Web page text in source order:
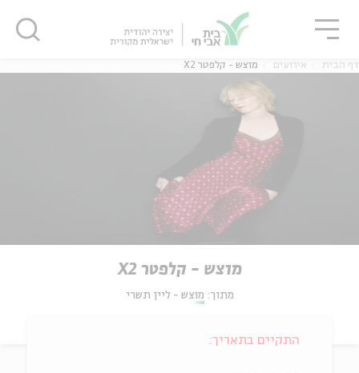
דף הבית אירועים מוצש - קלפטר X2
מוצש - קלפטר X2
מתוך: מוצש - ליין תשרי
התקיים בתאריך:
סגור